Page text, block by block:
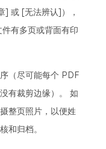
] 或 [无法辨认]），
有多页或背面有印
（尽可能每个 PDF
有裁剪边缘）。 如
整页照片，以便姓
和归档。